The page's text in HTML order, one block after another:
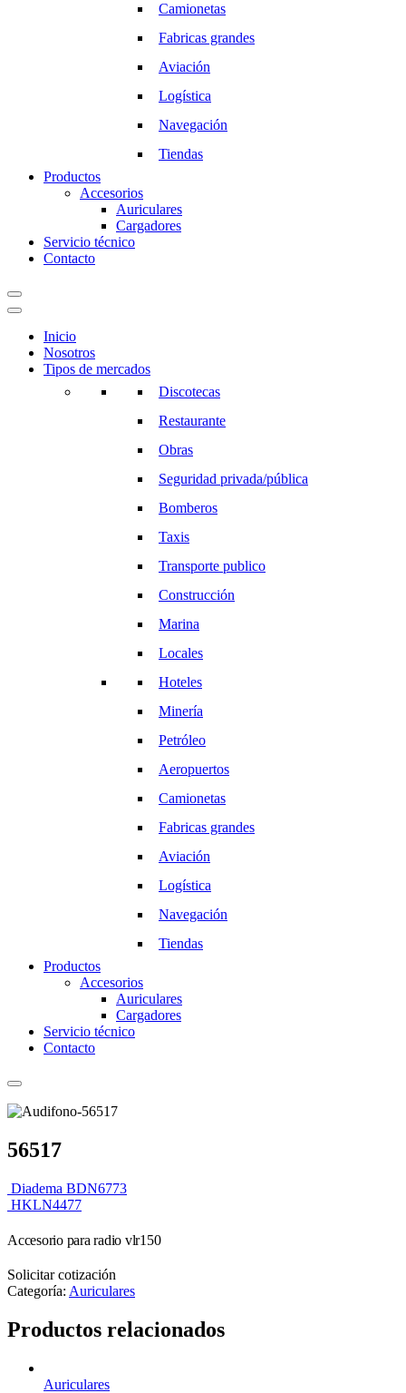
Camionetas
Fabricas grandes
Aviación
Logística
Navegación
Tiendas
Productos
Accesorios
Auriculares
Cargadores
Servicio técnico
Contacto
Inicio
Nosotros
Tipos de mercados
Discotecas
Restaurante
Obras
Seguridad privada/pública
Bomberos
Taxis
Transporte publico
Construcción
Marina
Locales
Hoteles
Minería
Petróleo
Aeropuertos
Camionetas
Fabricas grandes
Aviación
Logística
Navegación
Tiendas
Productos
Accesorios
Auriculares
Cargadores
Servicio técnico
Contacto
56517
Diadema BDN6773
HKLN4477
Accesorio para radio vlr150
Solicitar cotización
Categoría: Auriculares
Productos relacionados
Auriculares